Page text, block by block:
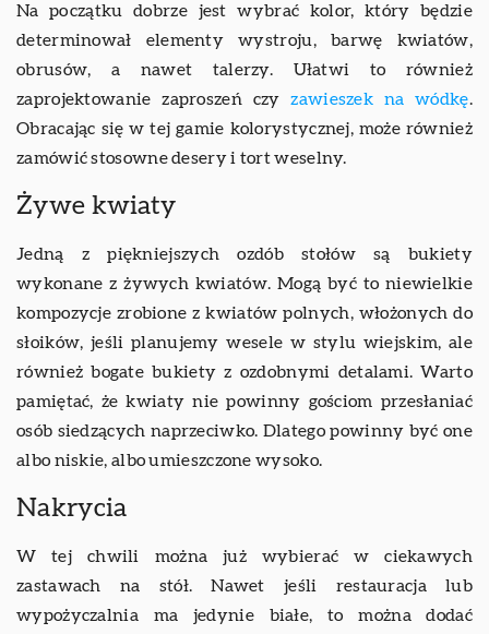
Na początku dobrze jest wybrać kolor, który będzie
determinował elementy wystroju, barwę kwiatów,
obrusów, a nawet talerzy. Ułatwi to również
zaprojektowanie zaproszeń czyzawieszek na wódkę.
Obracając się w tej gamie kolorystycznej, może również
zamówić stosowne desery i tort weselny.
Żywe kwiaty
Jedną z piękniejszych ozdób stołów są bukiety
wykonane z żywych kwiatów. Mogą być to niewielkie
kompozycje zrobione z kwiatów polnych, włożonych do
słoików, jeśli planujemy wesele w stylu wiejskim, ale
również bogate bukiety z ozdobnymi detalami. Warto
pamiętać, że kwiaty nie powinny gościom przesłaniać
osób siedzących naprzeciwko. Dlatego powinny być one
albo niskie, albo umieszczone wysoko.
Nakrycia
W tej chwili można już wybierać w ciekawych
zastawach na stół. Nawet jeśli restauracja lub
wypożyczalnia ma jedynie białe, to można dodać